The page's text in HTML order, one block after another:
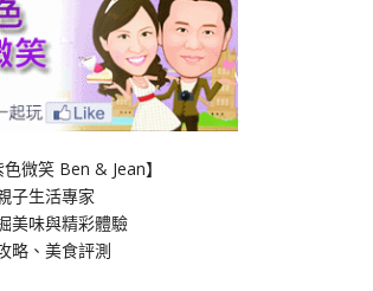
微笑 Ben & Jean】
子生活專家
美味與精彩體驗
略、美食評測